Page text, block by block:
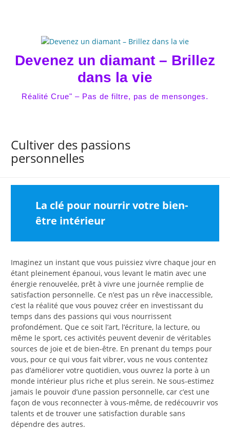
Devenez un diamant – Brillez
dans la vie
Réalité Crue" – Pas de filtre, pas de mensonges.
Cultiver des passions
personnelles
La clé pour nourrir votre bien-
être intérieur
Imaginez un instant que vous puissiez vivre chaque jour en
étant pleinement épanoui, vous levant le matin avec une
énergie renouvelée, prêt à vivre une journée remplie de
satisfaction personnelle. Ce n’est pas un rêve inaccessible,
c’est la réalité que vous pouvez créer en investissant du
temps dans des passions qui vous nourrissent
profondément. Que ce soit l’art, l’écriture, la lecture, ou
même le sport, ces activités peuvent devenir de véritables
sources de joie et de bien-être. En prenant du temps pour
vous, pour ce qui vous fait vibrer, vous ne vous contentez
pas d’améliorer votre quotidien, vous ouvrez la porte à un
monde intérieur plus riche et plus serein. Ne sous-estimez
jamais le pouvoir d’une passion personnelle, car c’est une
façon de vous reconnecter à vous-même, de redécouvrir vos
talents et de trouver une satisfaction durable sans
dépendre des autres.